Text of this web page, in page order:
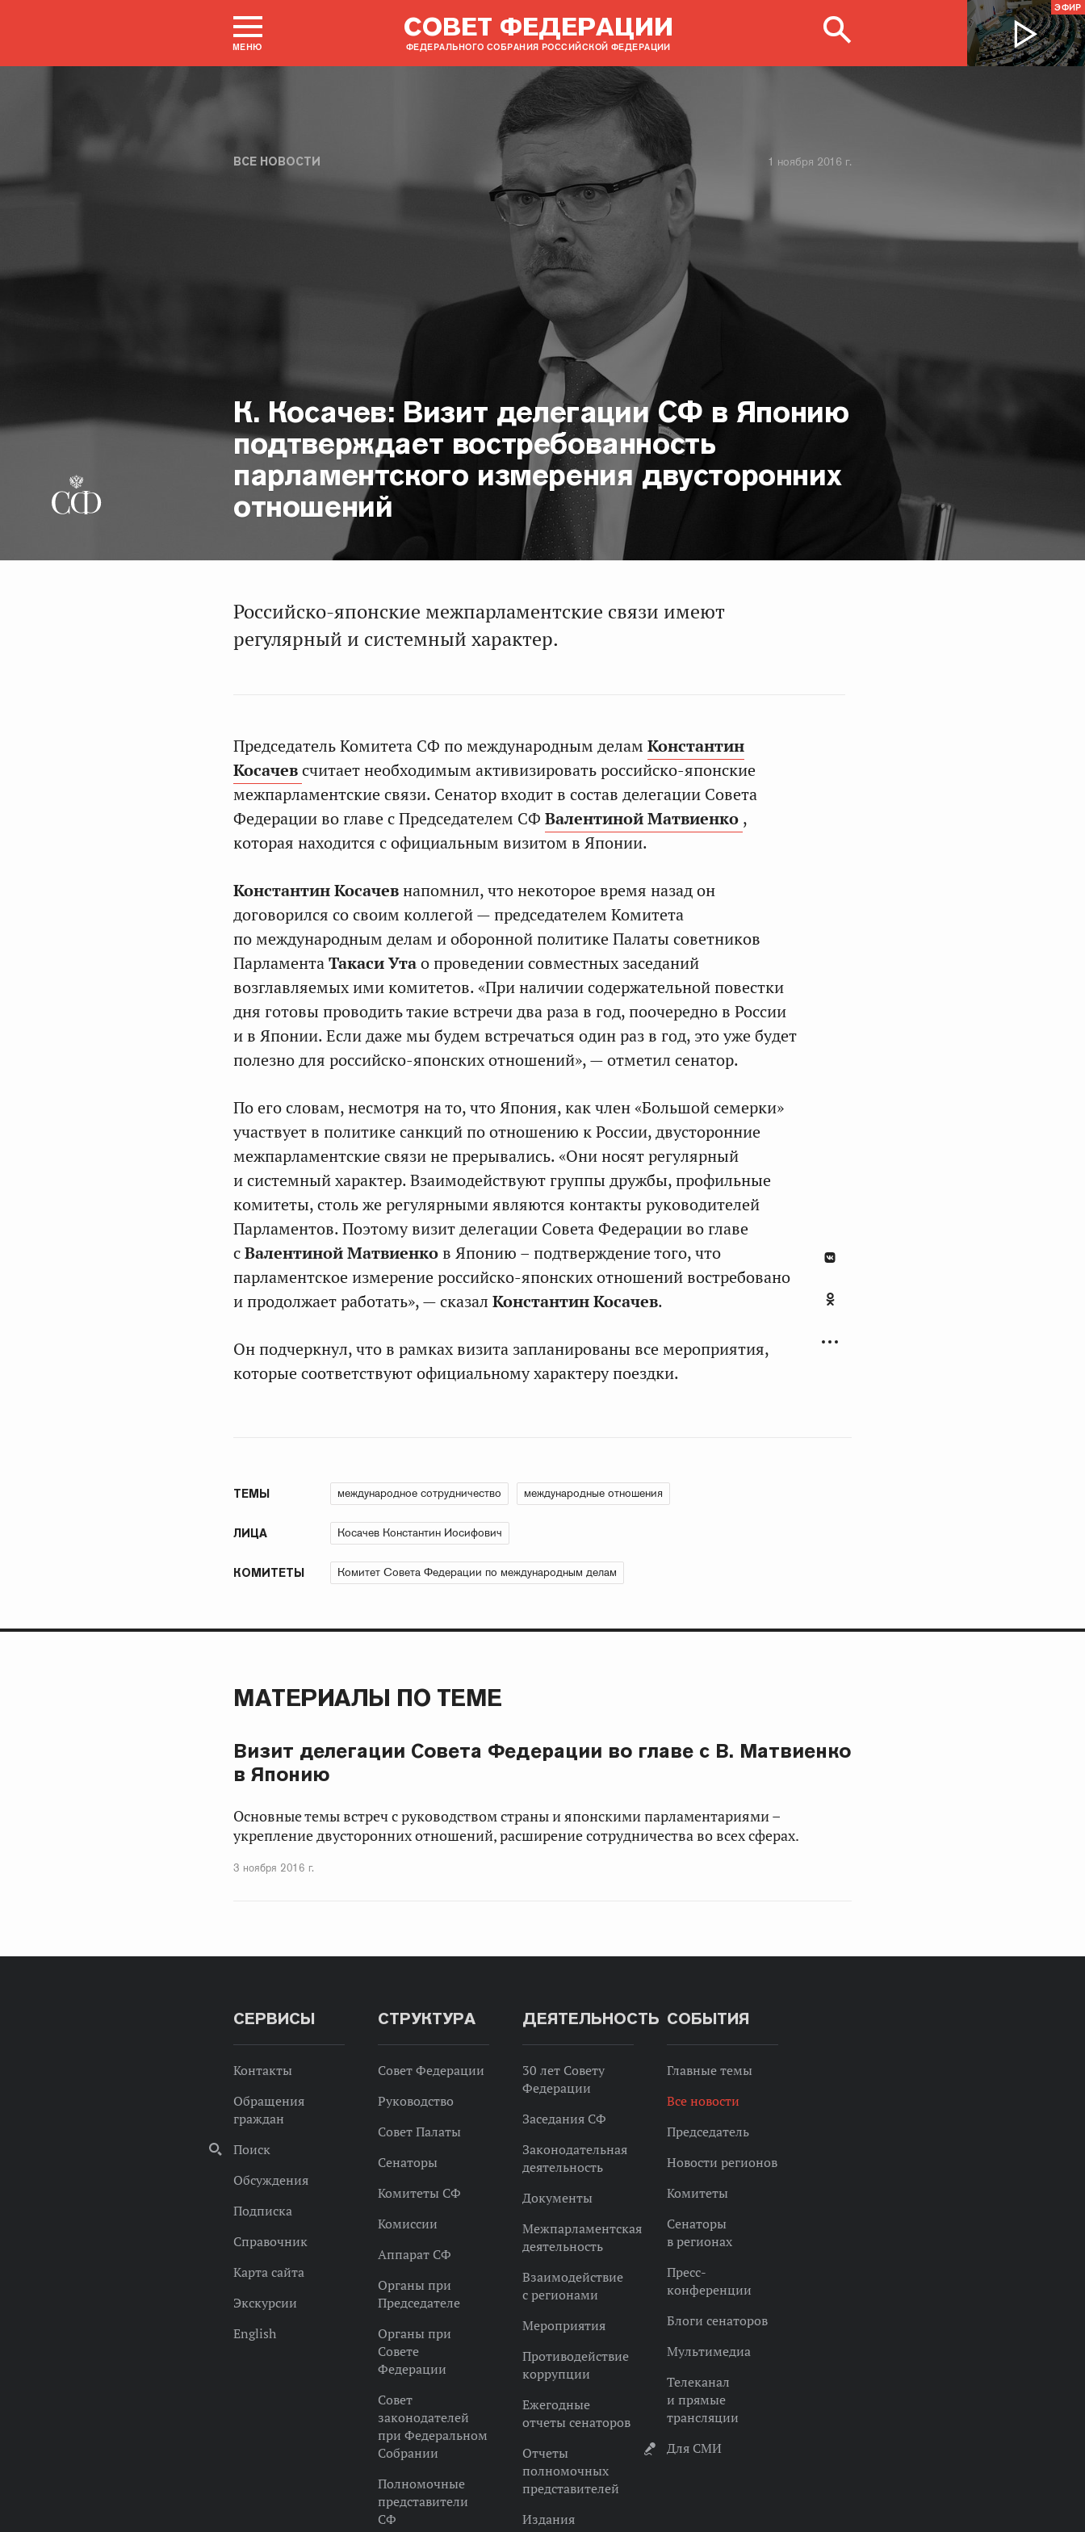
МЕНЮ
СОВЕТ ФЕДЕРАЦИИ
ФЕДЕРАЛЬНОГО СОБРАНИЯ РОССИЙСКОЙ ФЕДЕРАЦИИ
ЭФИР
ВСЕ НОВОСТИ
К. Косачев: Визит делегации СФ в Японию
подтверждает востребованность
парламентского измерения двусторонних
отношений
1 ноября 2016 г.
Российско-японские межпарламентские связи имеют
регулярный и системный характер.
Председатель Комитета СФ по международным делам Константин
Косачевсчитает необходимым активизировать российско-японские
межпарламентские связи. Сенатор входит в состав делегации Совета
Федерации во главе с Председателем СФ Валентиной Матвиенко ,
которая находится с официальным визитом в Японии.
Константин Косачевнапомнил, что некоторое время назад он
договорился со своим коллегой — председателем Комитета
по международным делам и оборонной политике Палаты советников
ПарламентаТакаси Утао проведении совместных заседаний
возглавляемых ими комитетов. «При наличии содержательной повестки
дня готовы проводить такие встречи два раза в год, поочередно в России
и в Японии. Если даже мы будем встречаться один раз в год, это уже будет
полезно для российско-японских отношений», — отметил сенатор.
По его словам, несмотря на то, что Япония, как член «Большой семерки»
участвует в политике санкций по отношению к России, двусторонние
межпарламентские связи не прерывались. «Они носят регулярный
и системный характер. Взаимодействуют группы дружбы, профильные
комитеты, столь же регулярными являются контакты руководителей
Парламентов. Поэтому визит делегации Совета Федерации во главе
сВалентиной Матвиенков Японию – подтверждение того, что
парламентское измерение российско-японских отношений востребовано
и продолжает работать», — сказал Константин Косачев.
Он подчеркнул, что в рамках визита запланированы все мероприятия,
которые соответствуют официальному характеру поездки.
ТЕМЫ международное сотрудничество международные отношения
ЛИЦА Косачев Константин Иосифович
КОМИТЕТЫ Комитет Совета Федерации по международным делам
МАТЕРИАЛЫ ПО ТЕМЕ
Визит делегации Совета Федерации во главе с В. Матвиенко
в Японию
Основные темы встреч с руководством страны и японскими парламентариями –
укрепление двусторонних отношений, расширение сотрудничества во всех сферах.
3 ноября 2016 г.
СЕРВИСЫ
Контакты
Обращения
граждан
Поиск
Обсуждения
Подписка
Справочник
Карта сайта
Экскурсии
English
СТРУКТУРА
Совет Федерации
Руководство
Совет Палаты
Сенаторы
Комитеты СФ
Комиссии
Аппарат СФ
Органы при
Председателе
Органы при
Совете
Федерации
Совет
законодателей
при Федеральном
Собрании
Полномочные
представители
СФ
ДЕЯТЕЛЬНОСТЬ
30 лет Совету
Федерации
Заседания СФ
Законодательная
деятельность
Документы
Межпарламентская
деятельность
Взаимодействие
с регионами
Мероприятия
Противодействие
коррупции
Ежегодные
отчеты сенаторов
Отчеты
полномочных
представителей
Издания
СОБЫТИЯ
Главные темы
Все новости
Председатель
Новости регионов
Комитеты
Сенаторы
в регионах
Пресс-
конференции
Блоги сенаторов
Мультимедиа
Телеканал
и прямые
трансляции
Для СМИ